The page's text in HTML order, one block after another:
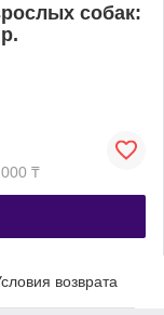
собак:
₸
возврата